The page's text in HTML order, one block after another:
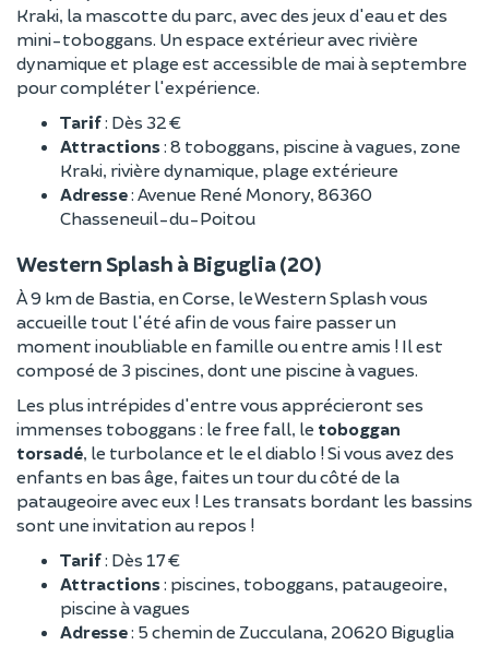
Kraki, la mascotte du parc, avec des jeux d'eau et des
mini-toboggans. Un espace extérieur avec rivière
dynamique et plage est accessible de mai à septembre
pour compléter l'expérience.
Tarif: Dès 32 €
Attractions: 8 toboggans, piscine à vagues, zone
Kraki, rivière dynamique, plage extérieure
Adresse: Avenue René Monory, 86360
Chasseneuil-du-Poitou
Western Splash à Biguglia (20)
À 9 km de Bastia, en Corse, le Western Splash vous
accueille tout l'été afin de vous faire passer un
moment inoubliable en famille ou entre amis ! Il est
composé de 3 piscines, dont une piscine à vagues.
Les plus intrépides d'entre vous apprécieront ses
immenses toboggans : le free fall, le toboggan
torsadé, le turbolance et le el diablo ! Si vous avez des
enfants en bas âge, faites un tour du côté de la
pataugeoire avec eux ! Les transats bordant les bassins
sont une invitation au repos !
Tarif: Dès 17 €
Attractions: piscines, toboggans, pataugeoire,
piscine à vagues
Adresse: 5 chemin de Zucculana, 20620 Biguglia